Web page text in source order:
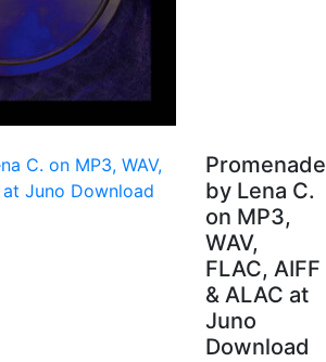
Promenade
by Lena C.
on MP3,
WAV,
FLAC, AIFF
& ALAC at
Juno
Download